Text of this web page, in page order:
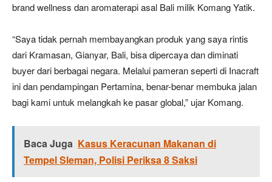
brand wellness dan aromaterapi asal Bali milik Komang Yatik.
“Saya tidak pernah membayangkan produk yang saya rintis
dari Kramasan, Gianyar, Bali, bisa dipercaya dan diminati
buyer dari berbagai negara. Melalui pameran seperti di Inacraft
ini dan pendampingan Pertamina, benar-benar membuka jalan
bagi kami untuk melangkah ke pasar global,” ujar Komang.
Baca Juga Kasus Keracunan Makanan di
Tempel Sleman, Polisi Periksa 8 Saksi